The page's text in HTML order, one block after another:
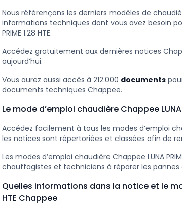
Nous référençons les derniers modèles de
informations techniques dont vous avez besoin
PRIME 1.28 HTE.
Accédez gratuitement aux dernières notices
aujourd’hui.
Vous aurez aussi accès à 212.000 documents
documents techniques Chappee.
Le mode d’emploi chaudière Chappee LUNA
Accédez facilement à tous les modes d’emploi
les notices sont répertoriées et classées afin de
Les modes d’emploi chaudière Chappee LUNA
chauffagistes et techniciens à réparer les pannes
Quelles informations dans la notice et le
HTE Chappee